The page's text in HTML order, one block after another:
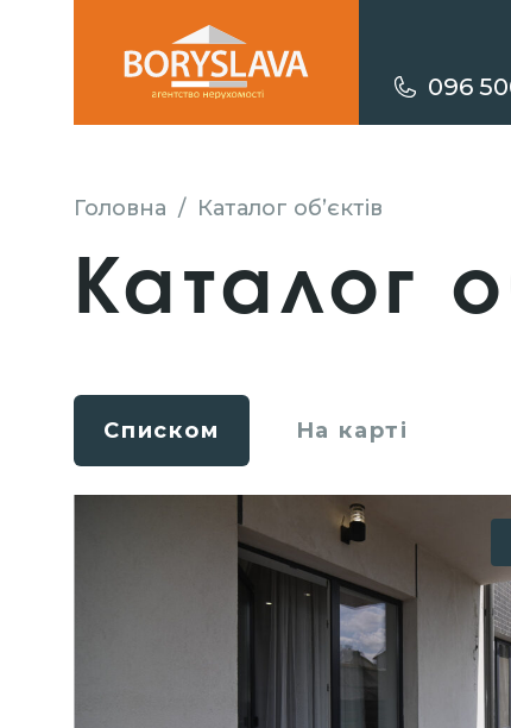
096
Головна / Каталог об’єктів
Каталог
Списком На карті